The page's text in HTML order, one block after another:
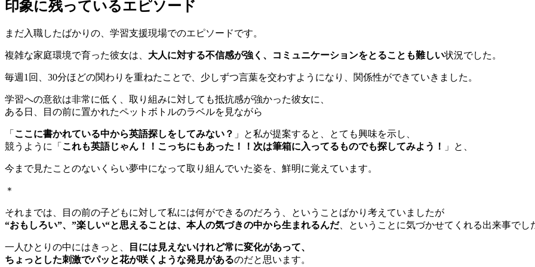
印象に残っているエピソード
まだ入職したばかりの、学習支援現場でのエピソードです。
複雑な家庭環境で育った彼女は、 大人に対する不信感が強く、コミュニケーションをとることも難しい状況でした。
毎週1回、30分ほどの関わりを重ねたことで、少しずつ言葉を交わすようになり、関係性ができていきました。
学習への意欲は非常に低く、取り組みに対しても抵抗感が強かった彼女に、
ある日、目の前に置かれたペットボトルのラベルを見ながら
「 ここに書かれている中から英語探しをしてみない？ 」と私が提案すると、とても興味を示し、
競うように「 これも英語じゃん！！こっちにもあった！！次は筆箱に入ってるものでも探してみよう！ 」と、
今まで見たことのないくらい夢中になって取り組んでいた姿を、鮮明に覚えています。
＊
それまでは、目の前の子どもに対して私には何ができるのだろう、ということばかり考えていましたが
“おもしろい”、”楽しい“と思えることは、本人の気づきの中から生まれるんだ、ということに気づかせてくれる出来事でし
一人ひとりの中にはきっと、
目には見えないけれど常に変化があって、
ちょっとした刺激でパッと花が咲くような発見があるのだと思います。